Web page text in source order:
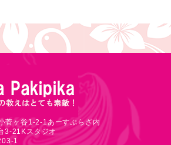
菅ヶ谷1-2-1あーすぷらざ内
3-21Kスタジオ
1